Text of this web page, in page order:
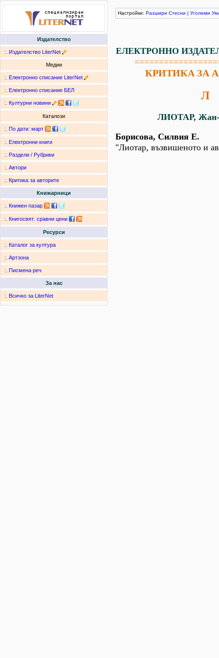
Издателство
:. Издателство LiterNet
Медии
:. Електронно списание LiterNet
:. Електронно списание БЕЛ
:. Културни новини
Каталози
:. По дати: март
:. Електронни книги
:. Раздели / Рубрики
:. Автори
:. Критика за авторите
Книжарници
:. Книжен пазар
:. Книгосвят: сравни цени
Ресурси
:. Каталог за култура
:. Артзона
:. Писмена реч
За нас
:. Всичко за LiterNet
Настройки: Разшири Стесни | Уголеми
ЕЛЕКТРОННО
КРИТИКА ЗА
Л
ЛИОТАР, Жан-
Борисова, Силвия Е.
"Лиотар, възвишеното и